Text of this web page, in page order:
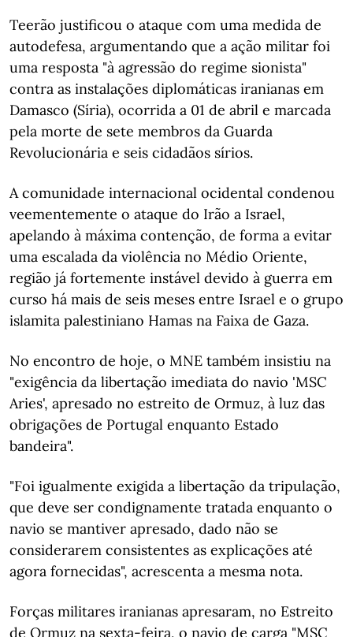
Teerão justificou o ataque com uma medida de
autodefesa, argumentando que a ação militar foi
uma resposta "à agressão do regime sionista"
contra as instalações diplomáticas iranianas em
Damasco (Síria), ocorrida a 01 de abril e marcada
pela morte de sete membros da Guarda
Revolucionária e seis cidadãos sírios.
A comunidade internacional ocidental condenou
veementemente o ataque do Irão a Israel,
apelando à máxima contenção, de forma a evitar
uma escalada da violência no Médio Oriente,
região já fortemente instável devido à guerra em
curso há mais de seis meses entre Israel e o grupo
islamita palestiniano Hamas na Faixa de Gaza.
No encontro de hoje, o MNE também insistiu na
"exigência da libertação imediata do navio 'MSC
Aries', apresado no estreito de Ormuz, à luz das
obrigações de Portugal enquanto Estado
bandeira".
"Foi igualmente exigida a libertação da tripulação,
que deve ser condignamente tratada enquanto o
navio se mantiver apresado, dado não se
considerarem consistentes as explicações até
agora fornecidas", acrescenta a mesma nota.
Forças militares iranianas apresaram, no Estreito
de Ormuz na sexta-feira, o navio de carga "MSC